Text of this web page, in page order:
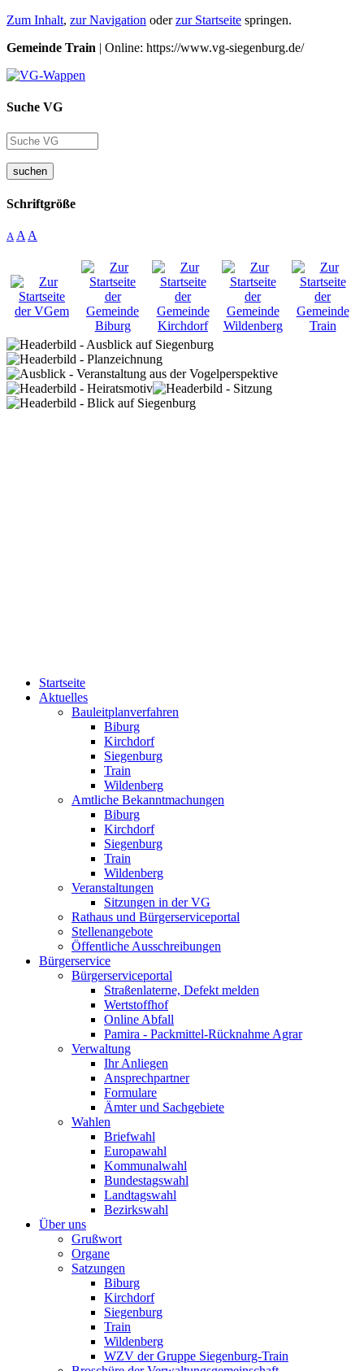
Zum Inhalt, zur Navigation oderzur Startseite springen.
Gemeinde Train | Online: https://www.vg-siegenburg.de/
Suche VG
suchen
Schriftgröße
A A A
Startseite
Aktuelles
Bauleitplanverfahren
Biburg
Kirchdorf
Siegenburg
Train
Wildenberg
Amtliche Bekanntmachungen
Biburg
Kirchdorf
Siegenburg
Train
Wildenberg
Veranstaltungen
Sitzungen in der VG
Rathaus und Bürgerserviceportal
Stellenangebote
Öffentliche Ausschreibungen
Bürgerservice
Bürgerserviceportal
Straßenlaterne, Defekt melden
Wertstoffhof
Online Abfall
Pamira - Packmittel-Rücknahme Agrar
Verwaltung
Ihr Anliegen
Ansprechpartner
Formulare
Ämter und Sachgebiete
Wahlen
Briefwahl
Europawahl
Kommunalwahl
Bundestagswahl
Landtagswahl
Bezirkswahl
Über uns
Grußwort
Organe
Satzungen
Biburg
Kirchdorf
Siegenburg
Train
Wildenberg
WZV der Gruppe Siegenburg-Train